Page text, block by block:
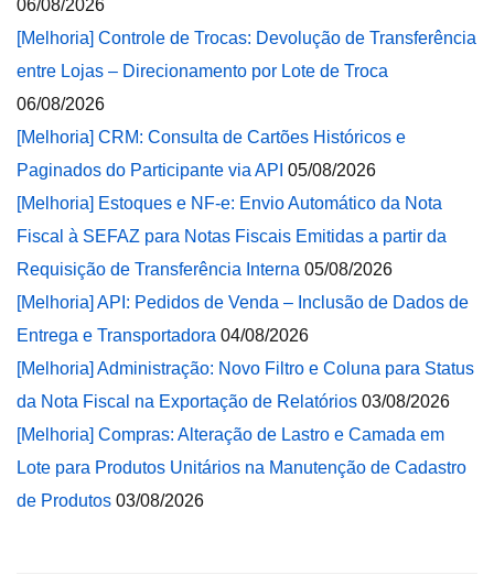
06/08/2026
[Melhoria] Controle de Trocas: Devolução de Transferência
entre Lojas – Direcionamento por Lote de Troca
06/08/2026
[Melhoria] CRM: Consulta de Cartões Históricos e
Paginados do Participante via API 05/08/2026
[Melhoria] Estoques e NF-e: Envio Automático da Nota
Fiscal à SEFAZ para Notas Fiscais Emitidas a partir da
Requisição de Transferência Interna 05/08/2026
[Melhoria] API: Pedidos de Venda – Inclusão de Dados de
Entrega e Transportadora 04/08/2026
[Melhoria] Administração: Novo Filtro e Coluna para Status
da Nota Fiscal na Exportação de Relatórios 03/08/2026
[Melhoria] Compras: Alteração de Lastro e Camada em
Lote para Produtos Unitários na Manutenção de Cadastro
de Produtos 03/08/2026